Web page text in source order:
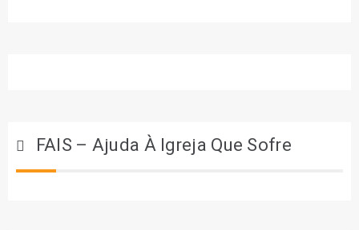
FAIS – Ajuda À Igreja Que Sofre